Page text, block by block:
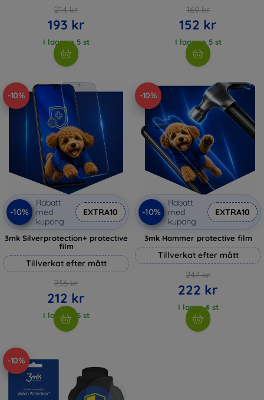
214 kr
193 kr
I lager > 5 st
169 kr
152 kr
I lager > 5 st
-10%
-10%
Rabatt
med
kupong
EXTRA10
3mk Silverprotection+ protective
film
Tillverkat efter mått
236 kr
212 kr
I lager > 5 st
-10%
-10%
Rabatt
med
kupong
EXTRA10
3mk Hammer protective film
Tillverkat efter mått
247 kr
222 kr
I lager 4 st
-10%